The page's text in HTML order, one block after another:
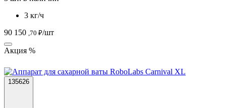
3 кг/ч
90 150 ,70 ₽/шт
Акция %
135626